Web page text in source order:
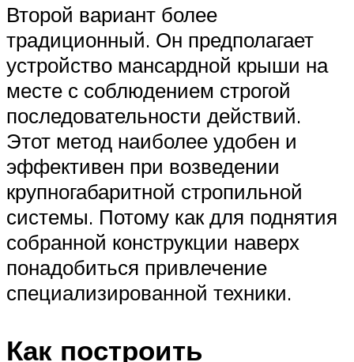
Второй вариант более
традиционный. Он предполагает
устройство мансардной крыши на
месте с соблюдением строгой
последовательности действий.
Этот метод наиболее удобен и
эффективен при возведении
крупногабаритной стропильной
системы. Потому как для поднятия
собранной конструкции наверх
понадобиться привлечение
специализированной техники.
Как построить